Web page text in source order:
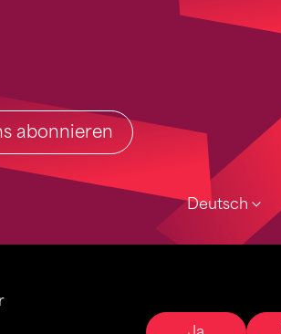
Deutsch
abonnieren